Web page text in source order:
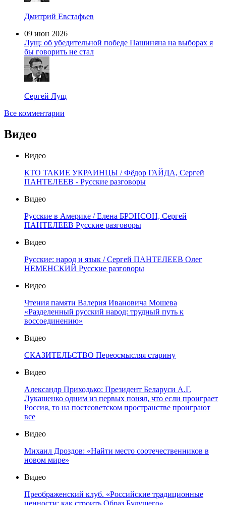
Дмитрий Евстафьев
09 июн 2026
Лущ: об убедительной победе Пашиняна на выборах я
бы говорить не стал
Сергей Лущ
Все комментарии
Видео
Видео
КТО ТАКИЕ УКРАИНЦЫ / Фёдор ГАЙДА, Сергей
ПАНТЕЛЕЕВ - Русские разговоры
Видео
Русские в Америке / Елена БРЭНСОН, Сергей
ПАНТЕЛЕЕВ Русские разговоры
Видео
Русские: народ и язык / Сергей ПАНТЕЛЕЕВ Олег
НЕМЕНСКИЙ Русские разговоры
Видео
Чтения памяти Валерия Ивановича Мошева
«Разделенный русский народ: трудный путь к
воссоединению»
Видео
СКАЗИТЕЛЬСТВО Переосмысляя старину
Видео
Александр Приходько: Президент Беларуси А.Г.
Лукашенко одним из первых понял, что если проиграет
Россия, то на постсоветском пространстве проиграют
все
Видео
Михаил Дроздов: «Найти место соотечественников в
новом мире»
Видео
Преображенский клуб. «Российские традиционные